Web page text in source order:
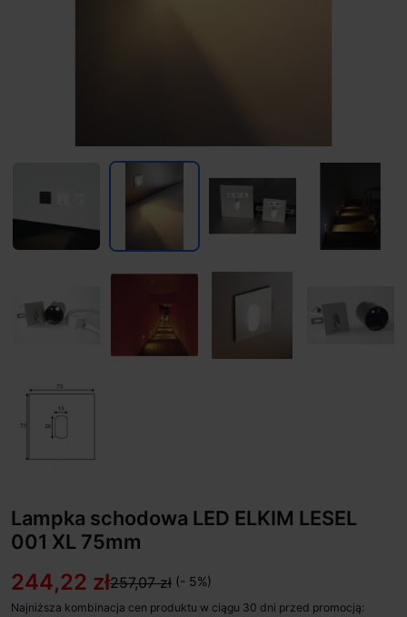
Lampka schodowa LED ELKIM LESEL
001 XL 75mm
244,22 zł257,07 zł (- 5%)
Najniższa kombinacja cen produktu w ciągu 30 dni przed promocją: